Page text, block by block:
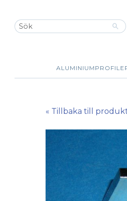
« Tillbaka till